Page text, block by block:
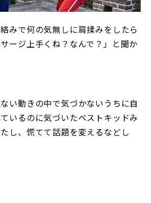
みで何の気無しに肩揉みをしたら
サージ上手くね？なんで？」と聞か
い動きの中で気づかないうちに自
いるのに気づいたベストキッドみ
し、慌てて話題を変えるなどし